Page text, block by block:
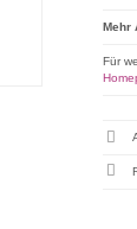
Mehr
Für